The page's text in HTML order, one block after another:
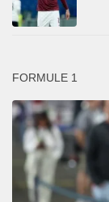
FORMULE 1